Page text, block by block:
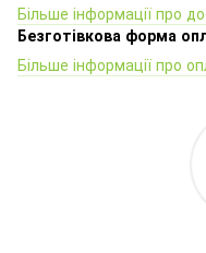
Більше інформації про
Безготівкова форма
Більше інформації про